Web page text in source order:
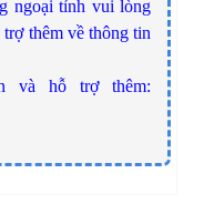
ngoại tỉnh vui lòng
thêm về thông tin
và hỗ trợ thêm: